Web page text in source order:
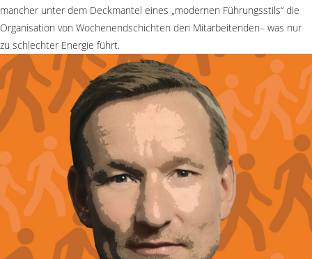
mancher unter dem Deckmantel eines „modernen Führungsstils“ die
Organisation von Wochenendschichten den Mitarbeitenden– was nur
zu schlechter Energie führt.